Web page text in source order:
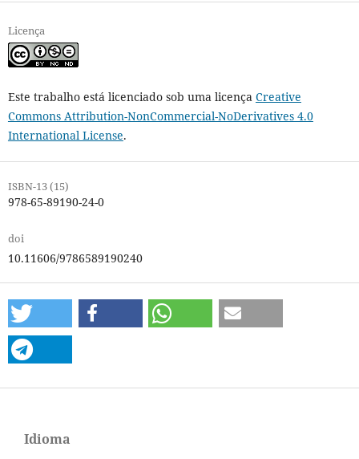
Licença
Este trabalho está licenciado sob uma licença Creative
Commons Attribution-NonCommercial-NoDerivatives 4.0
International License.
ISBN-13 (15)
978-65-89190-24-0
doi
10.11606/9786589190240
Idioma